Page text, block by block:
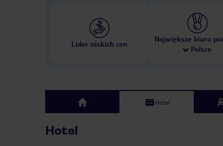
Lider niskich cen
Największe biuro
w Polsce
top Hotel
Hotel